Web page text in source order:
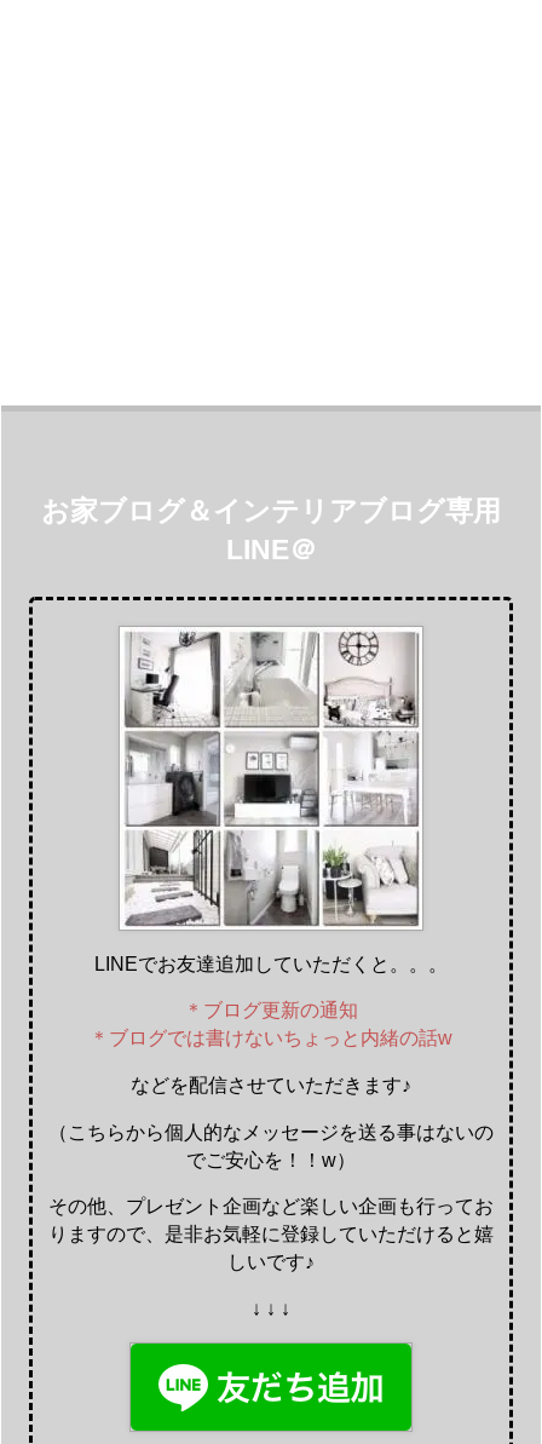
お家ブログ＆インテリアブログ専用
LINE＠
LINEでお友達追加していただくと。。。
＊ブログ更新の通知
＊ブログでは書けないちょっと内緒の話w
などを配信させていただきます♪
（こちらから個人的なメッセージを送る事はないの
でご安心を！！w）
その他、プレゼント企画など楽しい企画も行ってお
りますので、是非お気軽に登録していただけると嬉
しいです♪
↓ ↓ ↓